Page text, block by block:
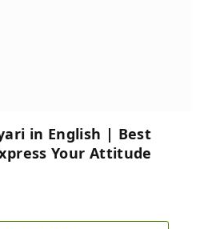
in English | Best
Your Attitude